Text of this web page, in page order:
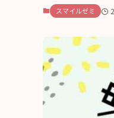
スマイルゼミ